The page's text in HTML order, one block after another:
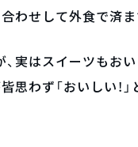
わせして外食で済ま
実はスイーツもお
思わず「おいしい！